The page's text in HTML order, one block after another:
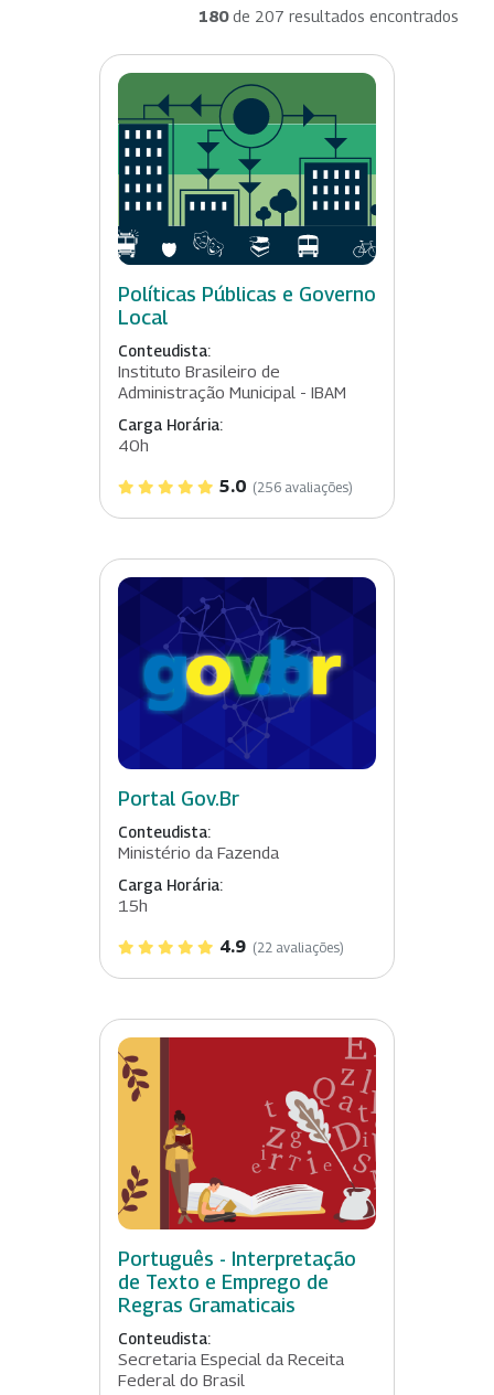
180de 207 resultados encontrados
Políticas Públicas e Governo
Local
Conteudista:
Instituto Brasileiro de
Administração Municipal - IBAM
Carga Horária:
40h
5.0 (256 avaliações)
Portal Gov.Br
Conteudista:
Ministério da Fazenda
Carga Horária:
15h
4.9 (22 avaliações)
Português - Interpretação
de Texto e Emprego de
Regras Gramaticais
Conteudista:
Secretaria Especial da Receita
Federal do Brasil